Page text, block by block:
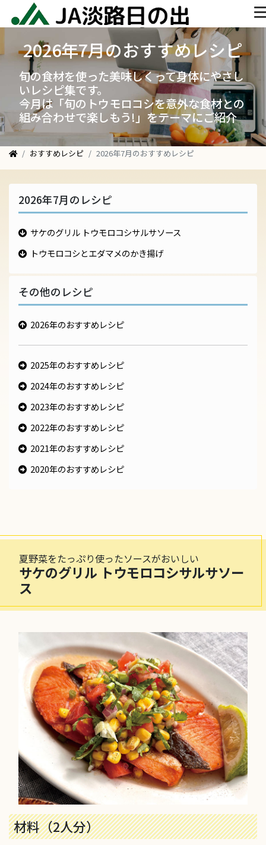
2026年7月のおすすめレシピ
旬の食材を使った美味しくって身体にやさし
いレシピ集です。
今月は「旬のトウモロコシを意外な食材との
組み合わせで楽しもう!」をテーマにご紹介
おすすめレシピ 2026年7月のおすすめレシピ
2026年7月のレシピ
サケのグリル トウモロコシサルサソース
トウモロコシとエダマメのかき揚げ
その他のレシピ
2026年のおすすめレシピ
2025年のおすすめレシピ
2024年のおすすめレシピ
2023年のおすすめレシピ
2022年のおすすめレシピ
2021年のおすすめレシピ
2020年のおすすめレシピ
夏野菜をたっぷり使ったソースがおいしい
サケのグリル トウモロコシサルサソー
ス
材料（2人分）